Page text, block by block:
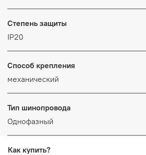
Степень защиты
IP20
Способ крепления
механический
Тип шинопровода
Однофазный
Как купить?